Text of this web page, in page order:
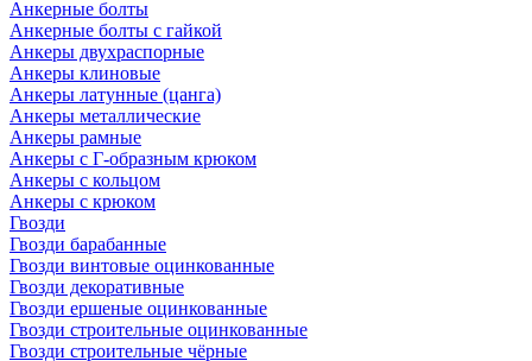
Анкерные болты
Анкерные болты с гайкой
Анкеры двухраспорные
Анкеры клиновые
Анкеры латунные (цанга)
Анкеры металлические
Анкеры рамные
Анкеры с Г-образным крюком
Анкеры с кольцом
Анкеры с крюком
Гвозди
Гвозди барабанные
Гвозди винтовые оцинкованные
Гвозди декоративные
Гвозди ершеные оцинкованные
Гвозди строительные оцинкованные
Гвозди строительные чёрные